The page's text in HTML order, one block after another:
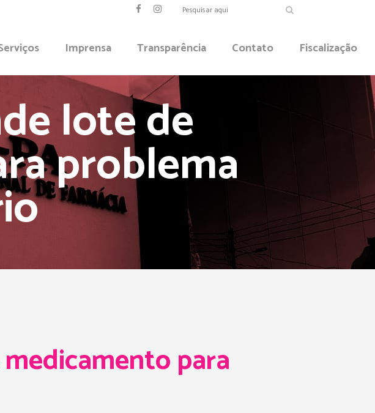
Imprensa Transparência Contato Fiscalização
lote de
problema
para